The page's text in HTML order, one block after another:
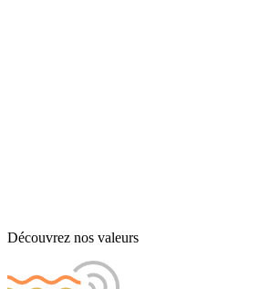
Découvrez nos valeurs